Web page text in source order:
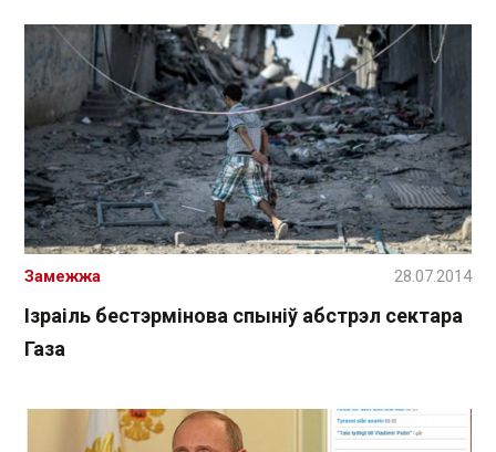
Ізраіль бестэрмінова спыніў абстрэл сектара
Газа
Замежжа 28.07.2014